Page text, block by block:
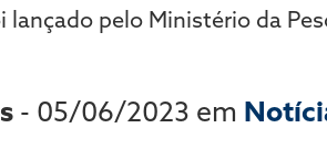
lançado pelo Ministério da
- 05/06/2023 em